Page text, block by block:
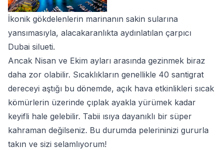
İkonik gökdelenlerin marinanın sakin sularına
yansımasıyla, alacakaranlıkta aydınlatılan çarpıcı
Dubai silueti.
Ancak Nisan ve Ekim ayları arasında gezinmek biraz
daha zor olabilir. Sıcaklıkların genellikle 40 santigrat
dereceyi aştığı bu dönemde, açık hava etkinlikleri sıcak
kömürlerin üzerinde çıplak ayakla yürümek kadar
keyifli hale gelebilir. Tabii ısıya dayanıklı bir süper
kahraman değilseniz. Bu durumda pelerininizi gururla
takın ve sizi selamlıyorum!